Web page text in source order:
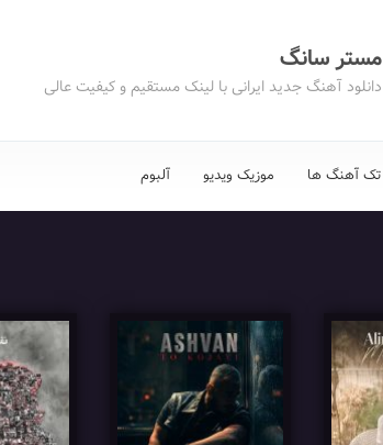
مستر سانگ
دانلود آهنگ جدید ایرانی با لینک مستقیم و کیفیت عالی
تک آهنگ ها موزیک ویدیو آلبوم